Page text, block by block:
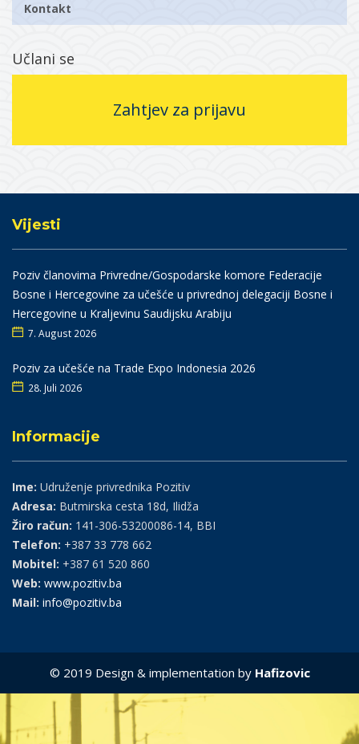
Kontakt
Učlani se
Zahtjev za prijavu
Vijesti
Poziv članovima Privredne/Gospodarske komore Federacije
Bosne i Hercegovine za učešće u privrednoj delegaciji Bosne i
Hercegovine u Kraljevinu Saudijsku Arabiju
7. August 2026
Poziv za učešće na Trade Expo Indonesia 2026
28. Juli 2026
Informacije
Ime: Udruženje privrednika Pozitiv
Adresa: Butmirska cesta 18d, Ilidža
Žiro račun: 141-306-53200086-14, BBI
Telefon: +387 33 778 662
Mobitel: +387 61 520 860
Web: www.pozitiv.ba
Mail: info@pozitiv.ba
© 2019 Design & implementation by Hafizovic